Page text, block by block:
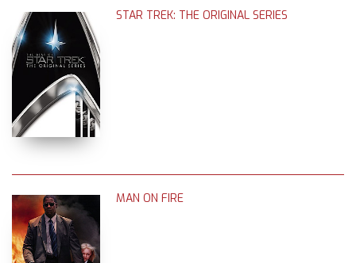
STAR TREK: THE ORIGINAL SERIES
MAN ON FIRE